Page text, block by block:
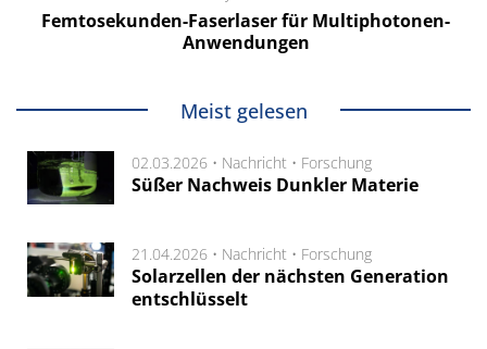
Femtosekunden-Faserlaser für Multiphotonen-
Anwendungen
Meist gelesen
02.03.2026 • Nachricht • Forschung
Süßer Nachweis Dunkler Materie
21.04.2026 • Nachricht • Forschung
Solarzellen der nächsten Generation
entschlüsselt